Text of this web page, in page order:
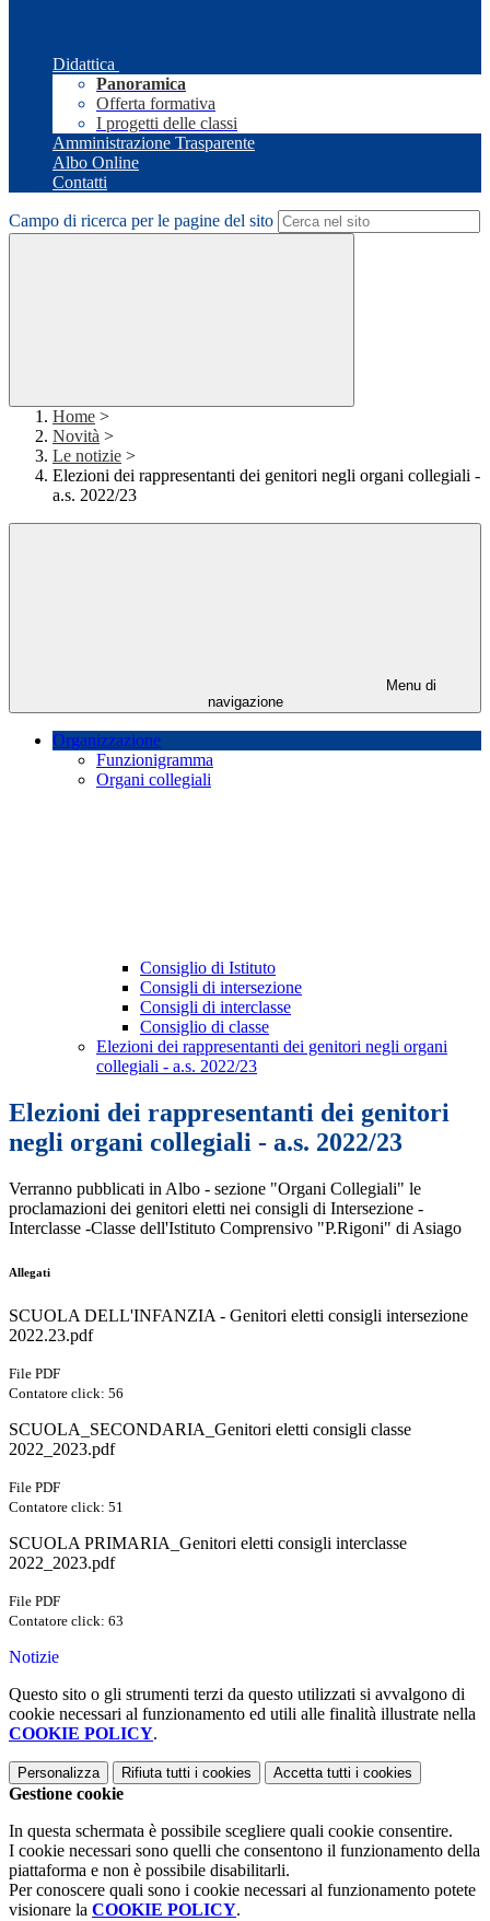
Didattica
Panoramica
Offerta formativa
I progetti delle classi
Amministrazione Trasparente
Albo Online
Contatti
Campo di ricerca per le pagine del sito
Home >
Novità >
Le notizie >
Elezioni dei rappresentanti dei genitori negli organi collegiali -
a.s. 2022/23
Menu di
navigazione
Organizzazione
Funzionigramma
Organi collegiali
Consiglio di Istituto
Consigli di intersezione
Consigli di interclasse
Consiglio di classe
Elezioni dei rappresentanti dei genitori negli organi
collegiali - a.s. 2022/23
Elezioni dei rappresentanti dei genitori
negli organi collegiali - a.s. 2022/23
Verranno pubblicati in Albo - sezione "Organi Collegiali" le
proclamazioni dei genitori eletti nei consigli di Intersezione -
Interclasse -Classe dell'Istituto Comprensivo "P.Rigoni" di Asiago
Allegati
SCUOLA DELL'INFANZIA - Genitori eletti consigli intersezione
2022.23.pdf
File PDF
Contatore click: 56
SCUOLA_SECONDARIA_Genitori eletti consigli classe
2022_2023.pdf
File PDF
Contatore click: 51
SCUOLA PRIMARIA_Genitori eletti consigli interclasse
2022_2023.pdf
File PDF
Contatore click: 63
Notizie
Questo sito o gli strumenti terzi da questo utilizzati si avvalgono di
cookie necessari al funzionamento ed utili alle finalità illustrate nella
COOKIE POLICY.
Personalizza Rifiuta tutti i cookies Accetta tutti i cookies
Gestione cookie
In questa schermata è possibile scegliere quali cookie consentire.
I cookie necessari sono quelli che consentono il funzionamento della
piattaforma e non è possibile disabilitarli.
Per conoscere quali sono i cookie necessari al funzionamento potete
visionare la COOKIE POLICY.